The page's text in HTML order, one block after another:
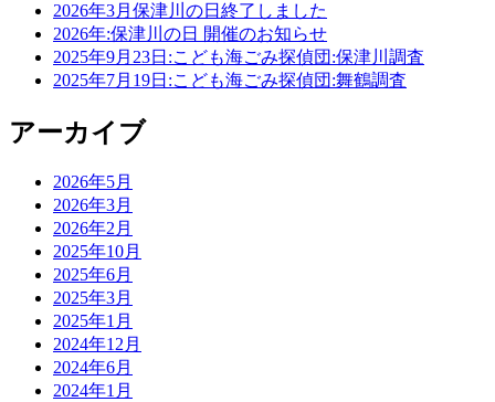
2026年3月保津川の日終了しました
2026年:保津川の日 開催のお知らせ
2025年9月23日:こども海ごみ探偵団:保津川調査
2025年7月19日:こども海ごみ探偵団:舞鶴調査
アーカイブ
2026年5月
2026年3月
2026年2月
2025年10月
2025年6月
2025年3月
2025年1月
2024年12月
2024年6月
2024年1月